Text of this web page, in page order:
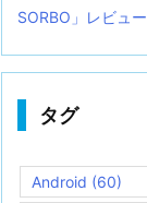
SORBO」レビュー
タグ
Android (60)